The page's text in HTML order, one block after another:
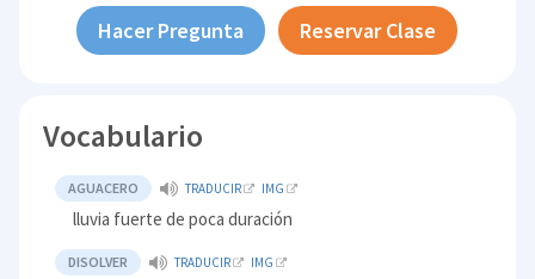
Hacer Pregunta Reservar Clase
Vocabulario
AGUACERO TRADUCIR IMG
lluvia fuerte de poca duración
DISOLVER TRADUCIR IMG